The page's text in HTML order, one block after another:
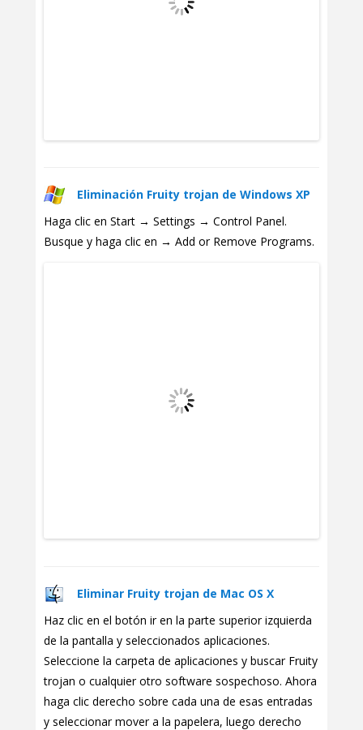
Eliminación Fruity trojan de Windows XP
Haga clic en Start → Settings → Control Panel.
Busque y haga clic en → Add or Remove Programs.
Eliminar Fruity trojan de Mac OS X
Haz clic en el botón ir en la parte superior izquierda
de la pantalla y seleccionados aplicaciones.
Seleccione la carpeta de aplicaciones y buscar Fruity
trojan o cualquier otro software sospechoso. Ahora
haga clic derecho sobre cada una de esas entradas
y seleccionar mover a la papelera, luego derecho